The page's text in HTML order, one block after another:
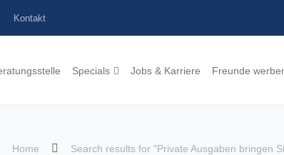
Kontakt
Specials Jobs & Karriere Freunde
Home Search results for "Private Ausgaben bringen